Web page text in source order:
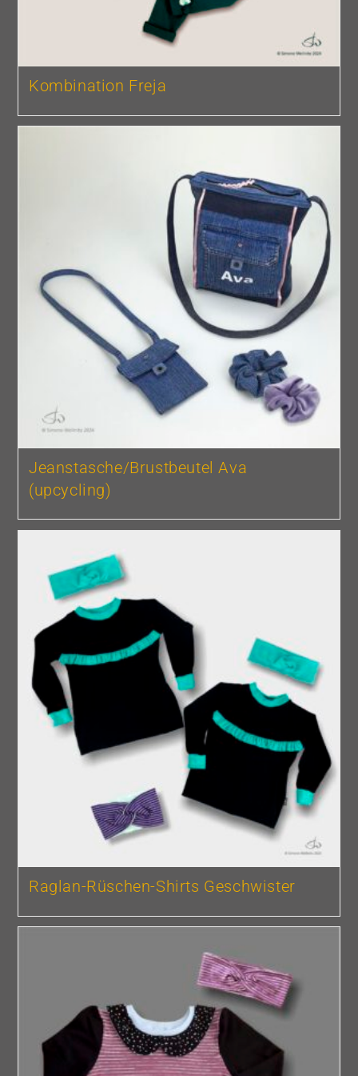
Kombination Freja
Jeanstasche/Brustbeutel Ava
(upcycling)
Raglan-Rüschen-Shirts Geschwister